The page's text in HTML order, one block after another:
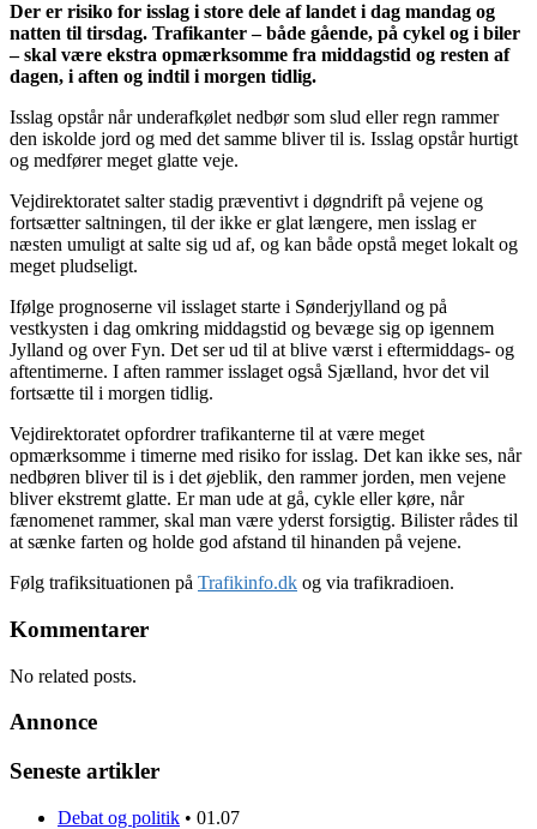
Der er risiko for isslag i store dele af landet i dag mandag og
natten til tirsdag. Trafikanter – både gående, på cykel og i biler
– skal være ekstra opmærksomme fra middagstid og resten af
dagen, i aften og indtil i morgen tidlig.
Isslag opstår når underafkølet nedbør som slud eller regn rammer
den iskolde jord og med det samme bliver til is. Isslag opstår hurtigt
og medfører meget glatte veje.
Vejdirektoratet salter stadig præventivt i døgndrift på vejene og
fortsætter saltningen, til der ikke er glat længere, men isslag er
næsten umuligt at salte sig ud af, og kan både opstå meget lokalt og
meget pludseligt.
Ifølge prognoserne vil isslaget starte i Sønderjylland og på
vestkysten i dag omkring middagstid og bevæge sig op igennem
Jylland og over Fyn. Det ser ud til at blive værst i eftermiddags- og
aftentimerne. I aften rammer isslaget også Sjælland, hvor det vil
fortsætte til i morgen tidlig.
Vejdirektoratet opfordrer trafikanterne til at være meget
opmærksomme i timerne med risiko for isslag. Det kan ikke ses, når
nedbøren bliver til is i det øjeblik, den rammer jorden, men vejene
bliver ekstremt glatte. Er man ude at gå, cykle eller køre, når
fænomenet rammer, skal man være yderst forsigtig. Bilister rådes til
at sænke farten og holde god afstand til hinanden på vejene.
Følg trafiksituationen på Trafikinfo.dk og via trafikradioen.
Kommentarer
No related posts.
Annonce
Seneste artikler
Debat og politik • 01.07